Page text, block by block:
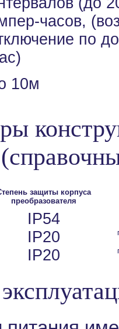
часов,
по
10м
защиты корпуса
преобразователя
IP54
IP20
IP20